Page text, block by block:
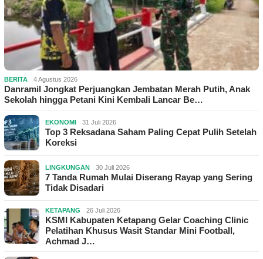
BERITA 4 Agustus 2026
Danramil Jongkat Perjuangkan Jembatan Merah Putih, Anak
Sekolah hingga Petani Kini Kembali Lancar Be…
EKONOMI 31 Juli 2026
Top 3 Reksadana Saham Paling Cepat Pulih Setelah
Koreksi
LINGKUNGAN 30 Juli 2026
7 Tanda Rumah Mulai Diserang Rayap yang Sering
Tidak Disadari
KETAPANG 26 Juli 2026
KSMI Kabupaten Ketapang Gelar Coaching Clinic
Pelatihan Khusus Wasit Standar Mini Football,
Achmad J…